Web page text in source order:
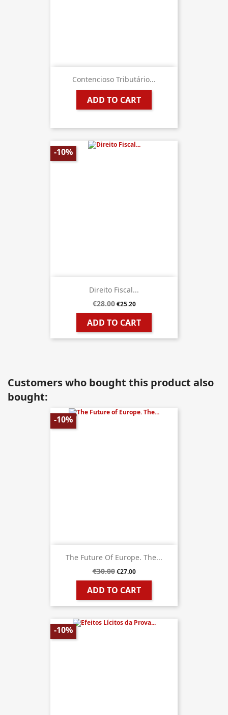
Contencioso Tributário...
ADD TO CART
Direito Fiscal...
€28.00 €25.20
ADD TO CART
-10%
Customers who bought this product also
bought:
The Future Of Europe. The...
€30.00 €27.00
ADD TO CART
-10%
-10%